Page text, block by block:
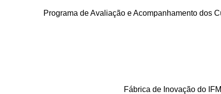
Programa de Avaliação e Acompanhamento dos
Fábrica de Inovação do